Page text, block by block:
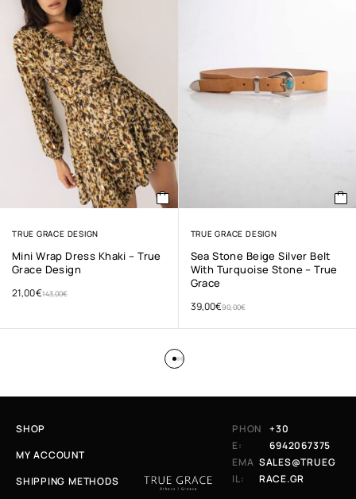
TRUE GRACE DESIGN
Mini Wrap Dress Khaki – True
Grace Design
143,00€
21,00€
TRUE GRACE DESIGN
Sea Stone Beige Silver Belt
With Turquoise Stone – True
Grace
90,00€
39,00€
SHOP
MY ACCOUNT
SHIPPING METHODS
PHON
E:
+30
6942067375
EMA
IL:
SALES@TRUEG
RACE.GR